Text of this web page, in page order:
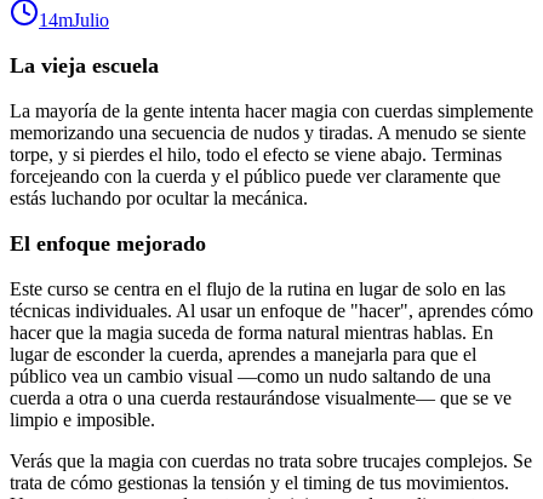
14mJulio
La vieja escuela
La mayoría de la gente intenta hacer magia con cuerdas simplemente
memorizando una secuencia de nudos y tiradas. A menudo se siente
torpe, y si pierdes el hilo, todo el efecto se viene abajo. Terminas
forcejeando con la cuerda y el público puede ver claramente que
estás luchando por ocultar la mecánica.
El enfoque mejorado
Este curso se centra en el flujo de la rutina en lugar de solo en las
técnicas individuales. Al usar un enfoque de "hacer", aprendes cómo
hacer que la magia suceda de forma natural mientras hablas. En
lugar de esconder la cuerda, aprendes a manejarla para que el
público vea un cambio visual —como un nudo saltando de una
cuerda a otra o una cuerda restaurándose visualmente— que se ve
limpio e imposible.
Verás que la magia con cuerdas no trata sobre trucajes complejos. Se
trata de cómo gestionas la tensión y el timing de tus movimientos.